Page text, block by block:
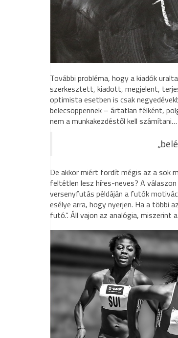
További probléma, hogy a kiadók
szerkesztett, kiadott, megjelent,
optimista esetben is csak
belecsöppennek – ártatlan félként,
nem a munkakezdéstől kell számítani…
De akkor miért fordít mégis az a sok
feltétlen lesz híres-neves? A
versenyfutás példáján a futók
esélye arra, hogy nyerjen. Ha a többi
futó.”. Áll vajon az analógia,